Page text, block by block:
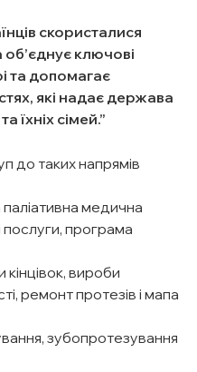
скористалися
ключові
та допомагає
які надає держава
їхніх сімей.
до таких напрямів
медична
програма
вироби
ремонт протезів і мапа
зубопротезування